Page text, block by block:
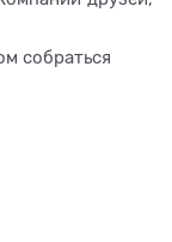
собраться